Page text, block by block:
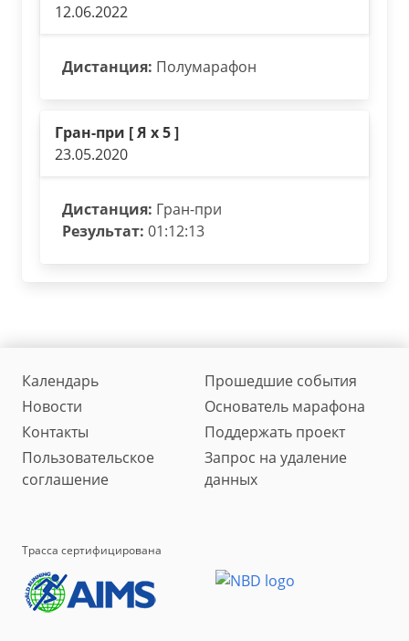
12.06.2022
Дистанция: Полумарафон
Гран-при [ Я х 5 ]
23.05.2020
Дистанция: Гран-при
Результат: 01:12:13
Календарь
Прошедшие события
Новости
Основатель марафона
Контакты
Поддержать проект
Пользовательское
соглашение
Запрос на удаление
данных
Трасса сертифицирована